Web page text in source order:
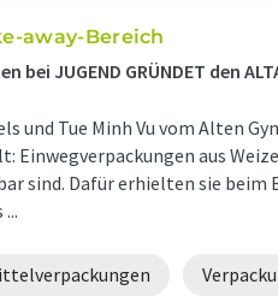
away-Bereich
JUGEND GRÜNDET den
und Tue Minh Vu vom Alten
Einwegverpackungen aus
sind. Dafür erhielten sie beim